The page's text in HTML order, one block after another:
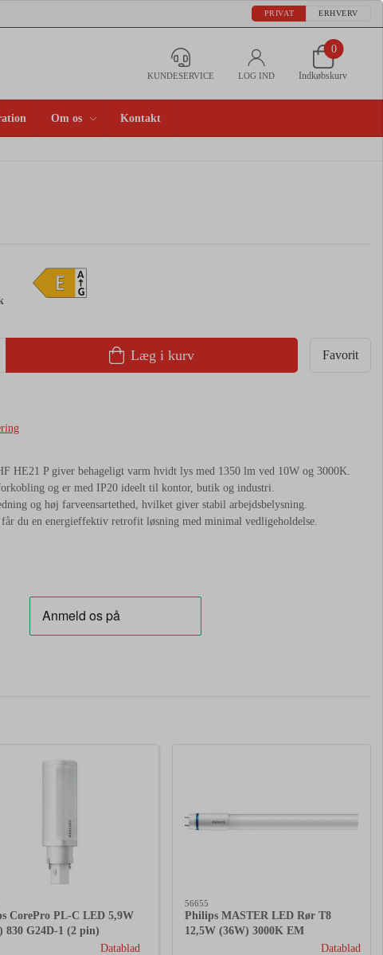
PRIVAT ERHVERV
KUNDESERVICE LOG IND
0
Indkøbskurv
Om os Kontakt
E A
G
Læg i kurv Favorit
HE21 P giver behageligt varm hvidt lys med 1350 lm ved 10W og 3000K.
og er med IP20 ideelt til kontor, butik og industri.
og høj farveensartethed, hvilket giver stabil arbejdsbelysning.
du en energieffektiv retrofit løsning med minimal vedligeholdelse.
CorePro PL-C LED 5,9W
830 G24D-1 (2 pin)
Datablad
56655
Philips MASTER LED Rør T8
12,5W (36W) 3000K EM
Datablad